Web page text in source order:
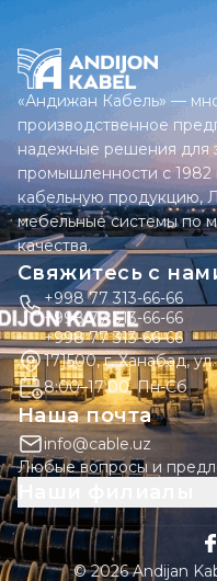
«Андижан Кабель» —
производственное
надежные решения для
промышленности с
кабельную продукцию,
мебельные системы по
качества.
Свяжитесь с
+998 77 313-66-66
+998 77 313-66-66
+998 77 313-66-66
171500, г. Ханабад,
8:00–17:00, Пн-Сб
Наша почта
info@cable.uz
Любые вопросы и
© 2026 Andijan